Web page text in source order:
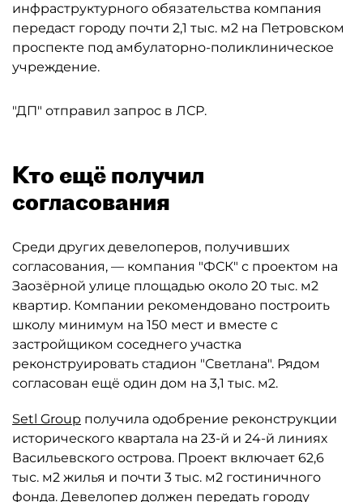
инфраструктурного обязательства компания
передаст городу почти 2,1 тыс. м2 на Петровском
проспекте под амбулаторно-поликлиническое
учреждение.
"ДП" отправил запрос в ЛСР.
Кто ещё получил
согласования
Среди других девелоперов, получивших
согласования, — компания "ФСК" с проектом на
Заозёрной улице площадью около 20 тыс. м2
квартир. Компании рекомендовано построить
школу минимум на 150 мест и вместе с
застройщиком соседнего участка
реконструировать стадион "Светлана". Рядом
согласован ещё один дом на 3,1 тыс. м2.
Setl Group получила одобрение реконструкции
исторического квартала на 23-й и 24-й линиях
Васильевского острова. Проект включает 62,6
тыс. м2 жилья и почти 3 тыс. м2 гостиничного
фонда. Девелопер должен передать городу